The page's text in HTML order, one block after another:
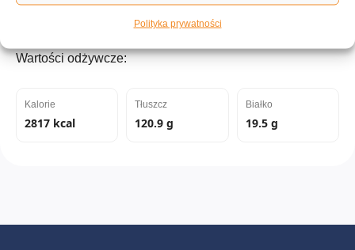
Polityka prywatności
Wartości odżywcze:
Kalorie
2817 kcal
Tłuszcz
120.9 g
Białko
19.5 g